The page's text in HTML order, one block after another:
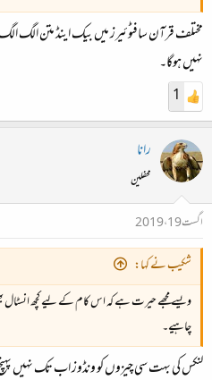
مختلف قرآن سافٹوئیرز میں بیک اینڈ متن الگ
نہیں ہوگا۔
1
رانا
محفلین
اگست 19، 2019
شکیب نے کہا:
ویسے مجھے حیرت ہے کہ اس کام کے لیے کچھ انسٹال
چاہیے۔
لنکس کی بہت سی چیزوں کو ونڈوز اب تک نہیں